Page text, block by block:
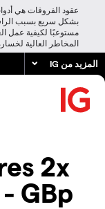
عقود الفروقات هي
بشكل سريع بسبب
مستوعبًا لكيفية عمل
المخاطر العالية
المزيد من IG
2x
GBp